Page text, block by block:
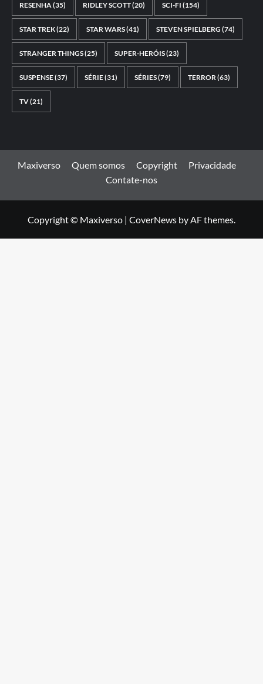
RESENHA(35) RIDLEY SCOTT(20) SCI-FI (154)
STAR TREK(22) STAR WARS(41) STEVEN SPIELBERG (74)
STRANGER THINGS(25) SUPER-HERÓIS(23)
SUSPENSE(37) SÉRIE(31) SÉRIES(79) TERROR(63)
TV(21)
Maxiverso Quem somos Copyright
Privacidade
Contate-nos
Copyright © Maxiverso | CoverNews by AF themes.